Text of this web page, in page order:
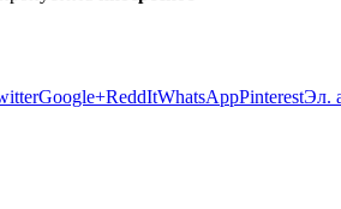
Google+ReddItWhatsAppPinterestЭл.